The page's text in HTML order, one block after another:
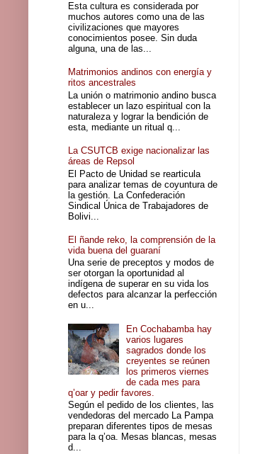
Esta cultura es considerada por
muchos autores como una de las
civilizaciones que mayores
conocimientos posee. Sin duda
alguna, una de las...
Matrimonios andinos con energía y
ritos ancestrales
La unión o matrimonio andino busca
establecer un lazo espiritual con la
naturaleza y lograr la bendición de
esta, mediante un ritual q...
La CSUTCB exige nacionalizar las
áreas de Repsol
El Pacto de Unidad se rearticula
para analizar temas de coyuntura de
la gestión. La Confederación
Sindical Única de Trabajadores de
Bolivi...
El ñande reko, la comprensión de la
vida buena del guaraní
Una serie de preceptos y modos de
ser otorgan la oportunidad al
indígena de superar en su vida los
defectos para alcanzar la perfección
en u...
En Cochabamba hay
varios lugares
sagrados donde los
creyentes se reúnen
los primeros viernes
de cada mes para
q’oar y pedir favores.
Según el pedido de los clientes, las
vendedoras del mercado La Pampa
preparan diferentes tipos de mesas
para la q’oa. Mesas blancas, mesas
d...